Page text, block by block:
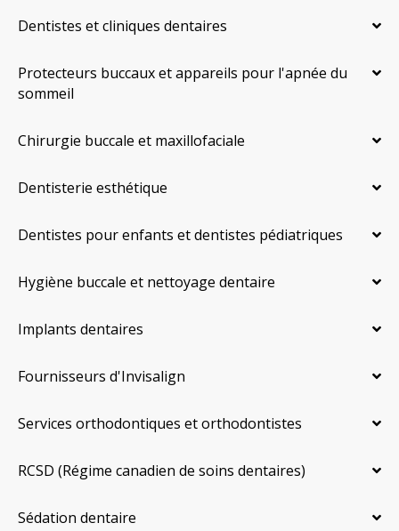
Dentistes et cliniques dentaires
Protecteurs buccaux et appareils pour l'apnée du
sommeil
Chirurgie buccale et maxillofaciale
Dentisterie esthétique
Dentistes pour enfants et dentistes pédiatriques
Hygiène buccale et nettoyage dentaire
Implants dentaires
Fournisseurs d'Invisalign
Services orthodontiques et orthodontistes
RCSD (Régime canadien de soins dentaires)
Sédation dentaire